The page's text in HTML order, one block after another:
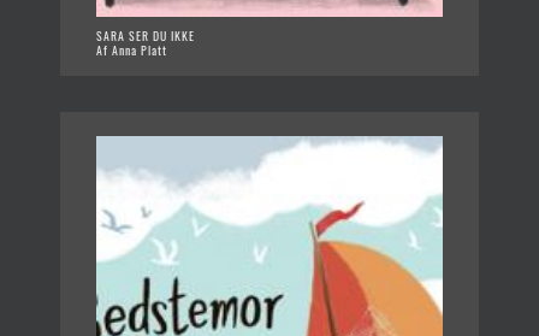
SARA SER DU IKKE
Af Anna Platt